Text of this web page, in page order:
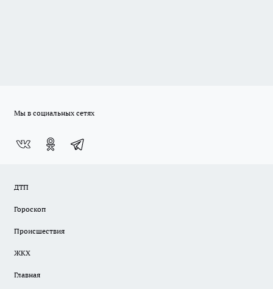
Мы в социальных сетях
ДТП
Гороскоп
Происшествия
ЖКХ
Главная